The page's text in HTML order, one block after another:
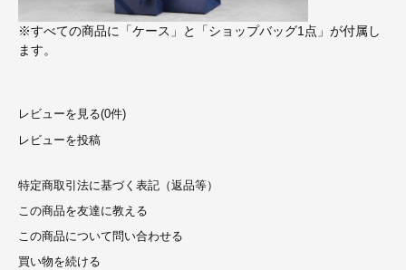
※すべての商品に「ケース」と「ショップバッグ1点」が付属し
ます。
レビューを見る(0件)
レビューを投稿
特定商取引法に基づく表記（返品等）
この商品を友達に教える
この商品について問い合わせる
買い物を続ける